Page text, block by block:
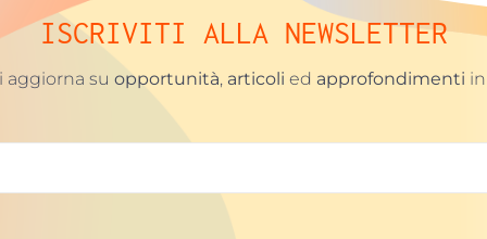
ISCRIVITI ALLA NEWSLETTER
aggiorna su opportunità, articoli ed approfondimenti